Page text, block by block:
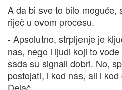
A da bi sve to bilo moguće,
riječ u ovom procesu.
- Apsolutno, strpljenje je
nas, nego i ljudi koji to
sada su signali dobri. No,
postojati, i kod nas, ali i